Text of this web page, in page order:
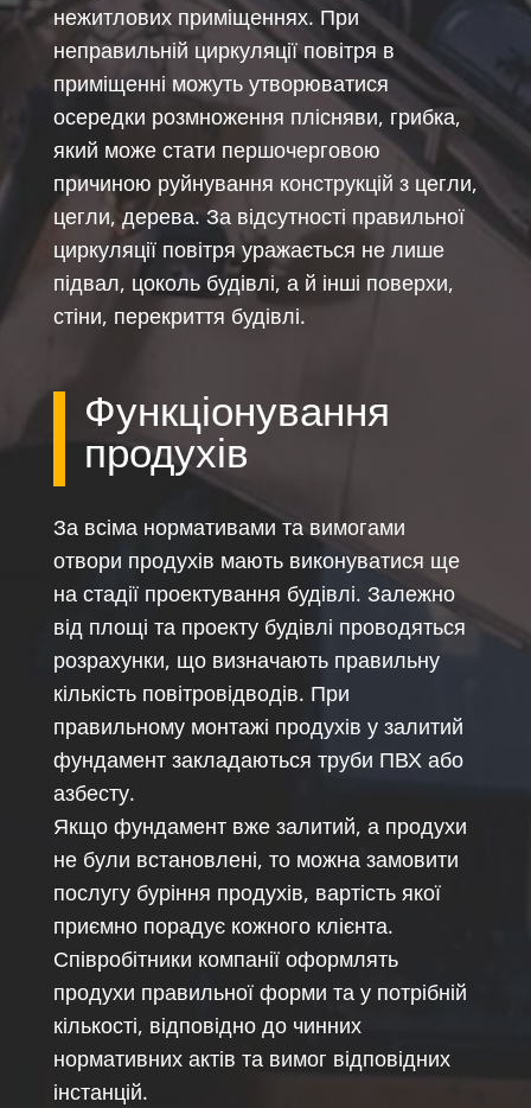
нежитлових приміщеннях. При
неправильній циркуляції повітря в
приміщенні можуть утворюватися
осередки розмноження плісняви, грибка,
який може стати першочерговою
причиною руйнування конструкцій з цегли,
цегли, дерева. За відсутності правильної
циркуляції повітря уражається не лише
підвал, цоколь будівлі, а й інші поверхи,
стіни, перекриття будівлі.
Функціонування
продухів
За всіма нормативами та вимогами
отвори продухів мають виконуватися ще
на стадії проектування будівлі. Залежно
від площі та проекту будівлі проводяться
розрахунки, що визначають правильну
кількість повітровідводів. При
правильному монтажі продухів у залитий
фундамент закладаються труби ПВХ або
азбесту.
Якщо фундамент вже залитий, а продухи
не були встановлені, то можна замовити
послугу буріння продухів, вартість якої
приємно порадує кожного клієнта.
Співробітники компанії оформлять
продухи правильної форми та у потрібній
кількості, відповідно до чинних
нормативних актів та вимог відповідних
інстанцій.